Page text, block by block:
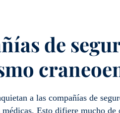
de
a las compañías de
Esto difiere mucho de